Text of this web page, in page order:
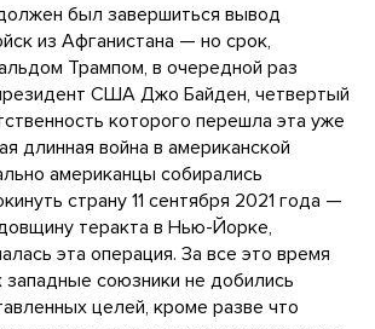
был завершиться вывод
из Афганистана — но срок,
Трампом, в очередной раз
США Джо Байден, четвертый
которого перешла эта уже
длинная война в американской
американцы собирались
страну 11 сентября 2021 года —
теракта в Нью-Йорке,
эта операция. За все это время
западные союзники не добились
целей, кроме разве что